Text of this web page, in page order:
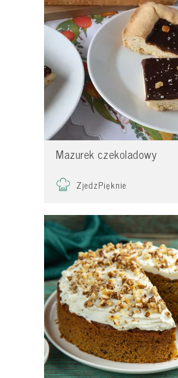
Mazurek czekoladowy
ZjedzPięknie